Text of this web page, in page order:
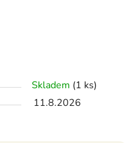
Skladem (1 ks)
11.8.2026